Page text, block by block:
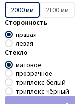
2000 мм
2100 мм
Сторонность
правая
левая
Стекло
матовое
прозрачное
триплекс белый
триплекс чёрный